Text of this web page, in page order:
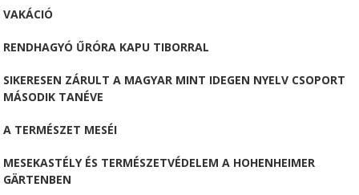
VAKÁCIÓ
RENDHAGYÓ ŰRÓRA KAPU TIBORRAL
SIKERESEN ZÁRULT A MAGYAR MINT IDEGEN NYELV CSOPORT
MÁSODIK TANÉVE
A TERMÉSZET MESÉI
MESEKASTÉLY ÉS TERMÉSZETVÉDELEM A HOHENHEIMER
GÄRTENBEN